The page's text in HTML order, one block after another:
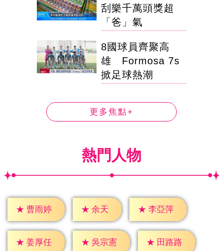
刮樂千萬頭獎超
「爸」氣
8國球員齊聚高
雄 Formosa 7s
掀足球熱潮
更多焦點+
熱門人物
★ 曹雨婷 ★ 余天 ★ 李亞萍
★ 姜厚任 ★ 吳宗憲 ★ 田路路